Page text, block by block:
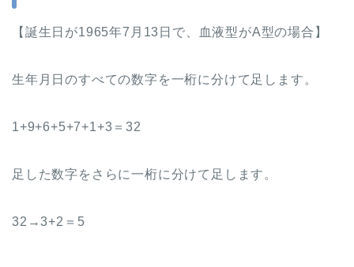
【誕生日が1965年7月13日で、血液型がA型の場合】
生年月日のすべての数字を一桁に分けて足します。
1+9+6+5+7+1+3＝32
足した数字をさらに一桁に分けて足します。
32→3+2＝5